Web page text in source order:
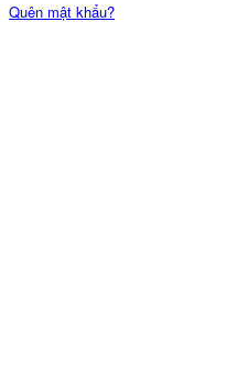
Quên mật khẩu?